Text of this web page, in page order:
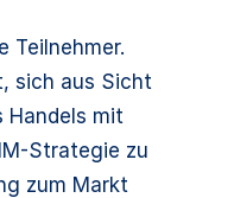
Teilnehmer.
sich aus Sicht
Handels mit
Strategie zu
zum Markt